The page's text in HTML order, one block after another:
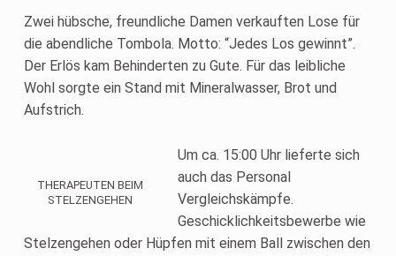
Zwei hübsche, freundliche Damen verkauften Lose für
die abendliche Tombola. Motto: “Jedes Los gewinnt”.
Der Erlös kam Behinderten zu Gute. Für das leibliche
Wohl sorgte ein Stand mit Mineralwasser, Brot und
Aufstrich.
THERAPEUTEN BEIM
STELZENGEHEN
Um ca. 15:00 Uhr lieferte sich
auch das Personal
Vergleichskämpfe.
Geschicklichkeitsbewerbe wie
Stelzengehen oder Hüpfen mit einem Ball zwischen den